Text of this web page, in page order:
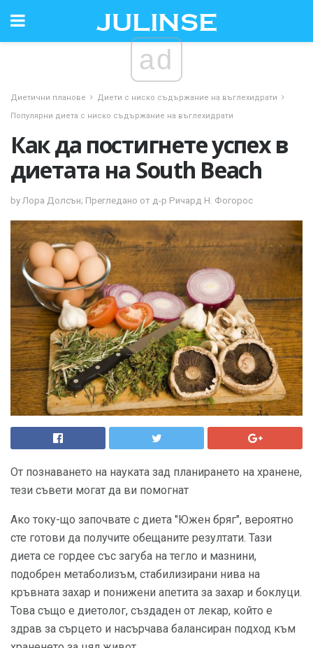
ad
Диетични планове
Диети с ниско съдържание на въглехидрати
Популярни диета с ниско съдържание на въглехидрати
Как да постигнете успех в
диетата на South Beach
by Лора Долсън; Прегледано от д-р Ричард Н. Фогорос
От познаването на науката зад планирането на хранене,
тези съвети могат да ви помогнат
Ако току-що започвате с диета "Южен бряг", вероятно
сте готови да получите обещаните резултати. Тази
диета се гордее със загуба на тегло и мазнини,
подобрен метаболизъм, стабилизирани нива на
кръвната захар и понижени апетита за захар и боклуци.
Това също е диетолог, създаден от лекар, който е
здрав за сърцето и насърчава балансиран подход към